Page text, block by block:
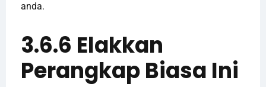
anda.
3.6.6 Elakkan
Perangkap Biasa Ini